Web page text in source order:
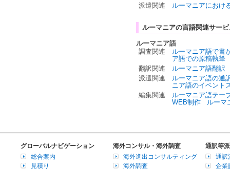
派遣関連
ルーマニアにおけ
ルーマニアの言語関連サー
ルーマニア語
調査関連
ルーマニア語で書
ア語での原稿執筆
翻訳関連
ルーマニア語翻訳
派遣関連
ルーマニア語の通
ニア語のイベント
編集関連
ルーマニア語テー
WEB制作
ルーマ
グローバルナビゲーション
総合案内
見積り
海外コンサル・海外調査
海外進出コンサルティング
海外調査
通訳等
通訳
企業